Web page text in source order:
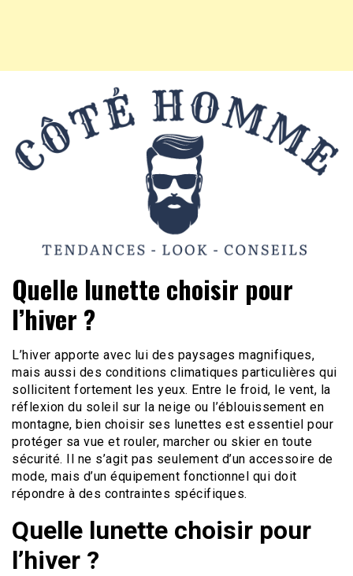
Côté Homme
vie pratique
Quelle lunette choisir pour
l’hiver ?
L’hiver apporte avec lui des paysages magnifiques,
mais aussi des conditions climatiques particulières qui
sollicitent fortement les yeux. Entre le froid, le vent, la
réflexion du soleil sur la neige ou l’éblouissement en
montagne, bien choisir ses lunettes est essentiel pour
protéger sa vue et rouler, marcher ou skier en toute
sécurité. Il ne s’agit pas seulement d’un accessoire de
mode, mais d’un équipement fonctionnel qui doit
répondre à des contraintes spécifiques.
Quelle lunette choisir pour
l’hiver ?